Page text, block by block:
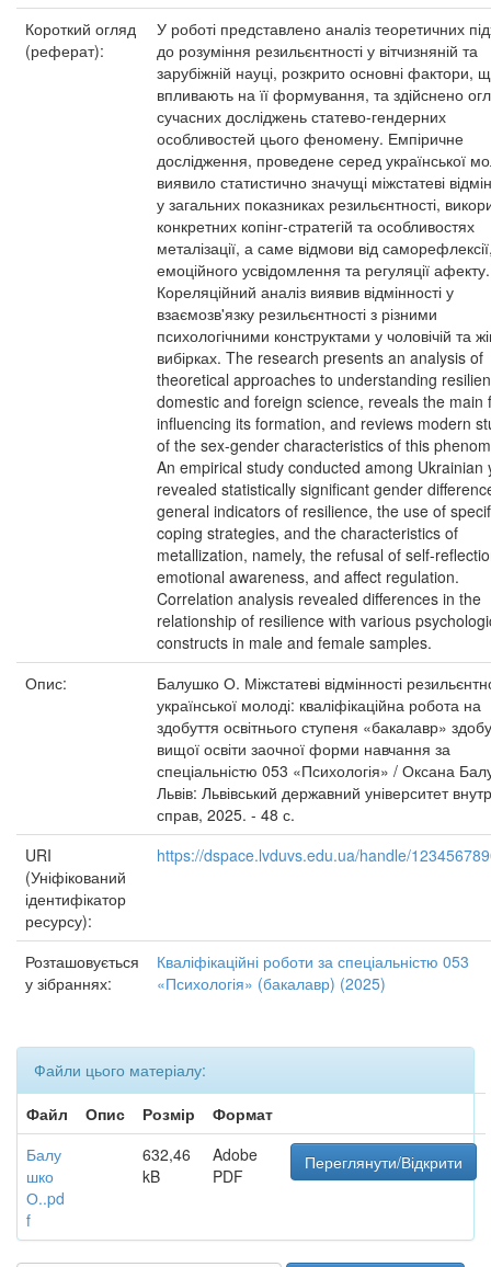
Короткий огляд
(реферат):
У роботі представлено аналіз теоретичних
до розуміння резильєнтності у вітчизняній та
зарубіжній науці, розкрито основні фактори,
впливають на її формування, та здійснено
сучасних досліджень статево-гендерних
особливостей цього феномену. Емпіричне
дослідження, проведене серед української
виявило статистично значущі міжстатеві
у загальних показниках резильєнтності,
конкретних копінг-стратегій та особливостях
металізації, а саме відмови від
емоційного усвідомлення та регуляції афекту.
Кореляційний аналіз виявив відмінності у
взаємозв'язку резильєнтності з різними
психологічними конструктами у чоловічій та
вибірках. The research presents an analysis of
theoretical approaches to understanding
domestic and foreign science, reveals the main
influencing its formation, and reviews modern
of the sex-gender characteristics of this
An empirical study conducted among Ukrainian
revealed statistically significant gender
general indicators of resilience, the use of
coping strategies, and the characteristics of
metallization, namely, the refusal of self-
emotional awareness, and affect regulation.
Correlation analysis revealed differences in the
relationship of resilience with various
constructs in male and female samples.
Опис:
Балушко О. Міжстатеві відмінності
української молоді: кваліфікаційна робота на
здобуття освітнього ступеня «бакалавр»
вищої освіти заочної форми навчання за
спеціальністю 053 «Психологія» / Оксана
Львів: Львівський державний університет
справ, 2025. - 48 с.
URI
(Уніфікований
ідентифікатор
ресурсу):
https://dspace.lvduvs.edu.ua/handle/
Розташовується
у зібраннях:
Кваліфікаційні роботи за спеціальністю 053
«Психологія» (бакалавр) (2025)
Файли цього матеріалу:
Файл
Опис Розмір
Формат
Балу
шко
О..pd
f
632,46
kB
Adobe
PDF
Переглянути/Відкрити